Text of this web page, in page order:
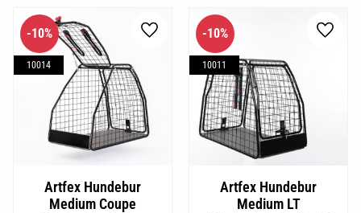
Artfex Hundebur
Medium Coupe
10%
10014
Gem som favorit
Artfex Hundebur
Medium LT
10%
10011
Gem